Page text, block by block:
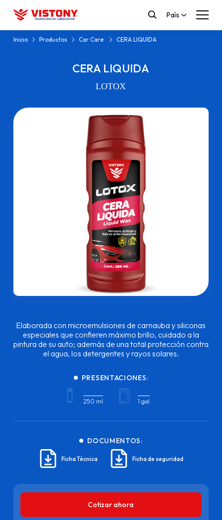
País
Inicio Productos Car Care CERA LIQUIDA
CERA LIQUIDA
LOTOX
Elaborada con microemulsiones de carnauba y siliconas
especiales que confieren máximo brillo, cuidado a la
pintura de su auto; además de una total protección contra
el agua, los detergentes y rayos solares.
PRESENTACIONES:
250 ml 1 gal
DOCUMENTOS:
Ficha Técnica Ficha de seguridad
Cotizar ahora